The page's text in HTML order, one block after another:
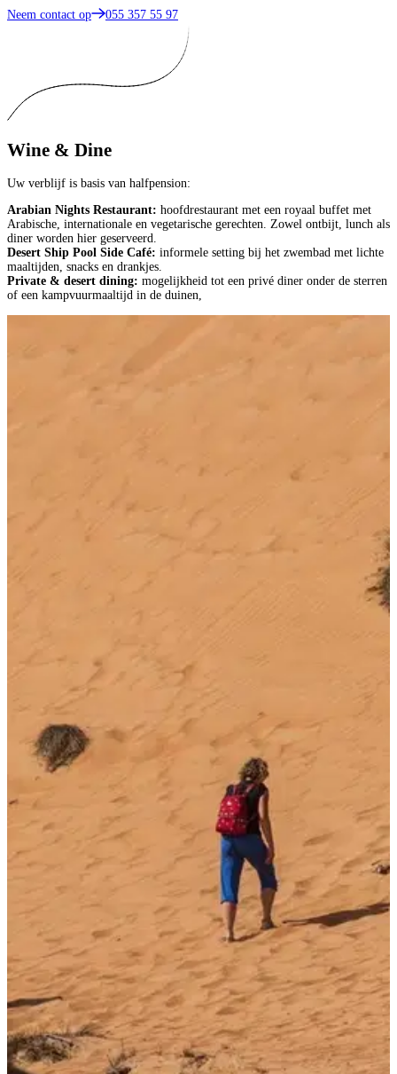
Neem contact op 055 357 55 97
Wine & Dine
Uw verblijf is basis van halfpension:
Arabian Nights Restaurant: hoofdrestaurant met een royaal buffet met
Arabische, internationale en vegetarische gerechten. Zowel ontbijt, lunch als
diner worden hier geserveerd.
Desert Ship Pool Side Café: informele setting bij het zwembad met lichte
maaltijden, snacks en drankjes.
Private & desert dining: mogelijkheid tot een privé diner onder de sterren
of een kampvuurmaaltijd in de duinen,